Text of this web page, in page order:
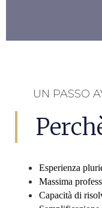
UN PASSO
Esperienza
Massima
Capacità di